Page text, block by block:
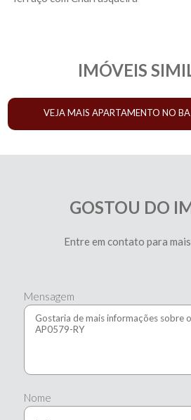
IMÓVEIS
VEJA MAIS APARTAMENTO NO
GOSTOU DO
Entre em contato para
Mensagem
Nome